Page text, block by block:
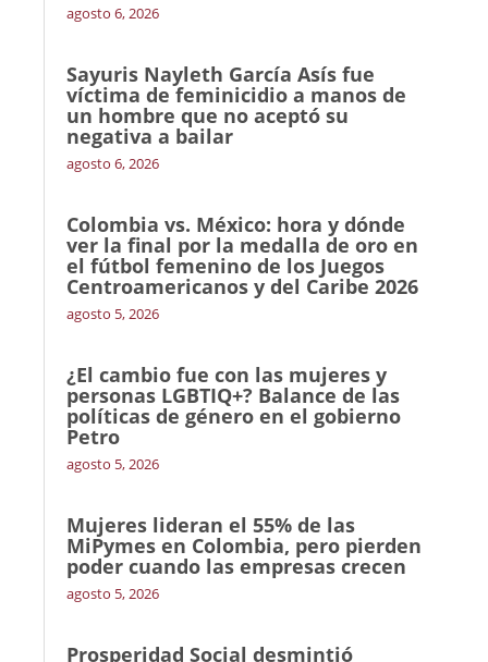
agosto 6, 2026
Sayuris Nayleth García Asís fue
víctima de feminicidio a manos de
un hombre que no aceptó su
negativa a bailar
agosto 6, 2026
Colombia vs. México: hora y dónde
ver la final por la medalla de oro en
el fútbol femenino de los Juegos
Centroamericanos y del Caribe 2026
agosto 5, 2026
¿El cambio fue con las mujeres y
personas LGBTIQ+? Balance de las
políticas de género en el gobierno
Petro
agosto 5, 2026
Mujeres lideran el 55% de las
MiPymes en Colombia, pero pierden
poder cuando las empresas crecen
agosto 5, 2026
Prosperidad Social desmintió